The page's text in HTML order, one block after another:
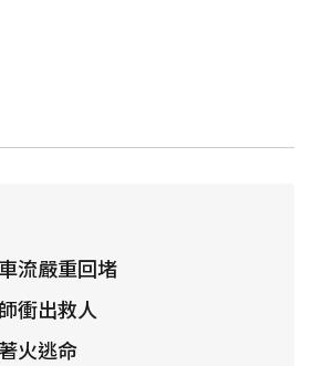
流嚴重回堵
衝出救人
火逃命